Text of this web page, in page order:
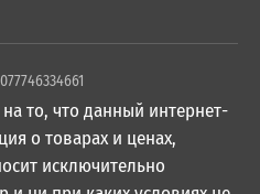
то, что данный интернет-
о товарах и ценах,
исключительно